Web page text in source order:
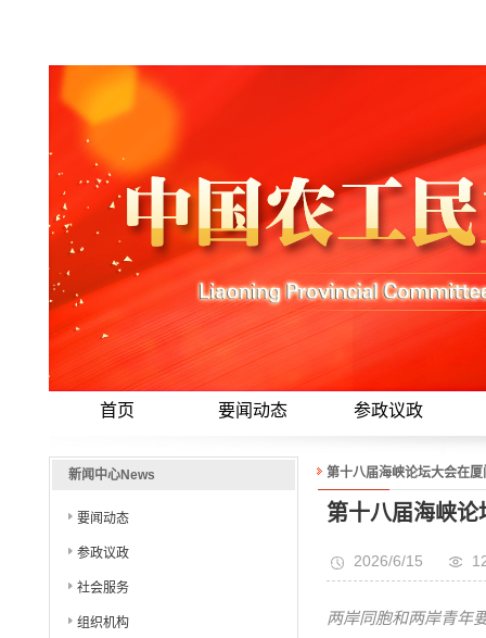
首页 要闻动态 参政议政
新闻中心News
要闻动态
参政议政
社会服务
组织机构
第十八届海峡论坛大会在
第十八届海峡
2026/6/15
两岸同胞和两岸青年